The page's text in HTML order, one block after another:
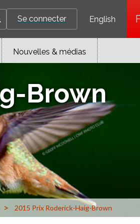
Se connecter English
Nouvelles & médias
Brown
> 2015 Prix Roderick-Haig-Brown